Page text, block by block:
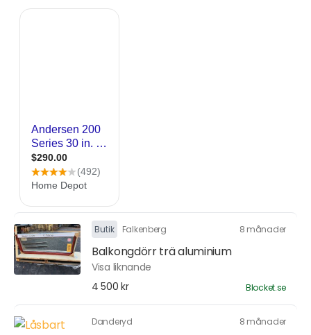
Butik Falkenberg 8 månader
Balkongdörr trä aluminium
Visa liknande
4 500 kr
Blocket.se
Danderyd 8 månader